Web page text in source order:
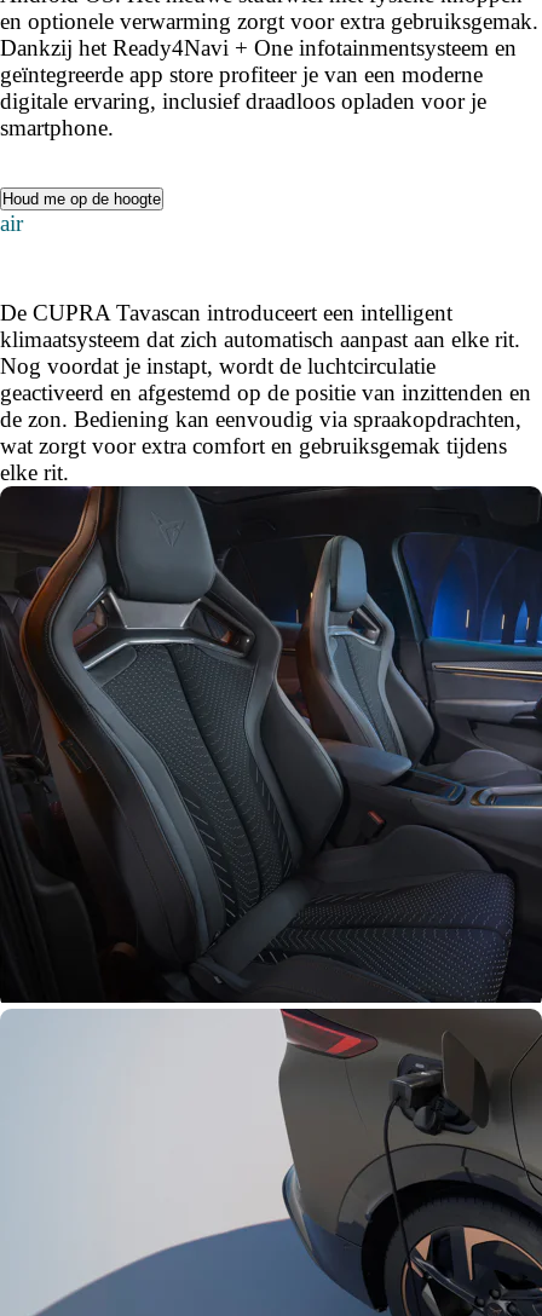
en optionele verwarming zorgt voor extra gebruiksgemak.
Dankzij het Ready4Navi + One infotainmentsysteem en
geïntegreerde app store profiteer je van een moderne
digitale ervaring, inclusief draadloos opladen voor je
smartphone.
Houd me op de hoogte
air
De CUPRA Tavascan introduceert een intelligent
klimaatsysteem dat zich automatisch aanpast aan elke rit.
Nog voordat je instapt, wordt de luchtcirculatie
geactiveerd en afgestemd op de positie van inzittenden en
de zon. Bediening kan eenvoudig via spraakopdrachten,
wat zorgt voor extra comfort en gebruiksgemak tijdens
elke rit.